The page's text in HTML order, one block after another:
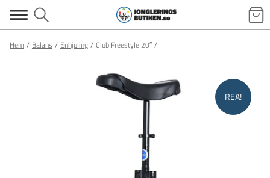
Hem Balans Enhjuling Club Freestyle 20″
REA!